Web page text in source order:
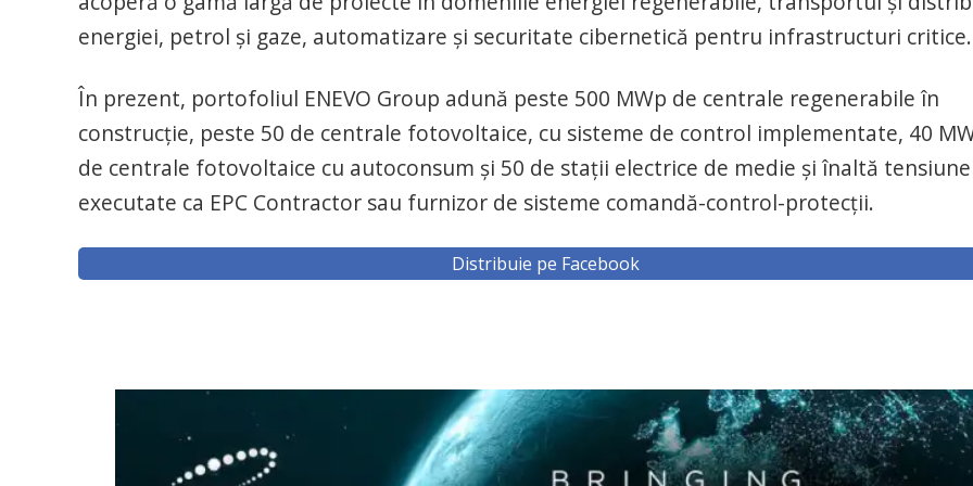
energiei, petrol şi gaze, automatizare şi securitate cibernetică pentru infrastructuri critice.
În prezent, portofoliul ENEVO Group adună peste 500 MWp de centrale regenerabile în
construcţie, peste 50 de centrale fotovoltaice, cu sisteme de control implementate, 40
de centrale fotovoltaice cu autoconsum şi 50 de stații electrice de medie și înaltă tensiune
executate ca EPC Contractor sau furnizor de sisteme comandă-control-protecții.
Distribuie pe Facebook